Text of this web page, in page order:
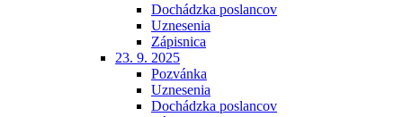
Dochádzka poslancov
Uznesenia
Zápisnica
23. 9. 2025
Pozvánka
Uznesenia
Dochádzka poslancov